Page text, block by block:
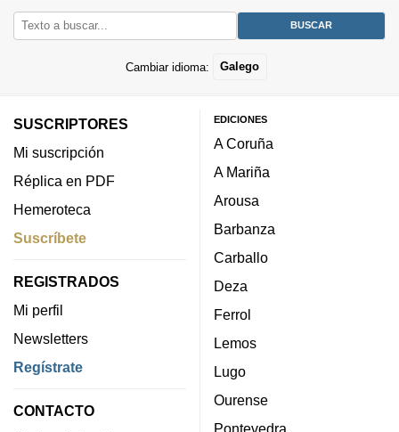
Cambiar idioma: Galego
SUSCRIPTORES
Mi suscripción
Réplica en PDF
Hemeroteca
Suscríbete
REGISTRADOS
Mi perfil
Newsletters
Regístrate
CONTACTO
EDICIONES
A Coruña
A Mariña
Arousa
Barbanza
Carballo
Deza
Ferrol
Lemos
Lugo
Ourense
Pontevedra